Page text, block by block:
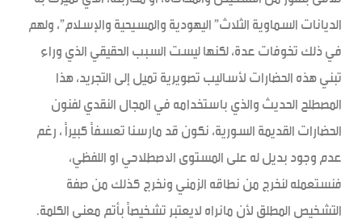
الديانات السماوية الثلاث” اليهودية والمسيحية والإسلام”، ولهم
في ذلك تخوفات عدة، لكنها ليست السبب الحقيقي الذي وراء
تبني هذه الحضارات لأساليب تصويرية تميل إلى التجريد، هذا
المصطلح الحديث والذي باستخدامه في المجال النقدي لفنون
الحضارات القديمة السورية، نكون قد مارسنا تعسفاً كبيراً ، رغم
عدم وجود بديل له على المستوى الاصطلاحي او اللفظي،
فنستعمله لنخرج من نطاقه الزمني ونخرج كذلك من صفة
التشخيص المطلق لأن مانراه لايعتبر تشخيصاً بأتم معنى الكلمة.